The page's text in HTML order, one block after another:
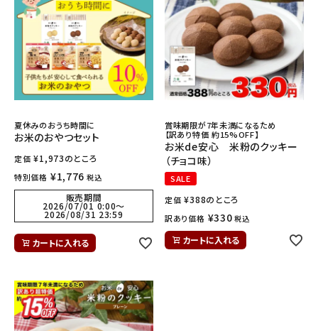
キャンペーン・季節商品・
数量限定から探す
ギフトから探す
お試しセットから探す
定期便から探す
出雲のおもてなしシリーズから探す
長期保存食（非常食）から探す
まごころお赤飯・その他から探す
コンテンツ
お知らせ
夏休みのおうち時間に
お米のおやつセット
定価 ¥1,973のところ
特別価格 ¥1,776 税込
販売期間
2026/07/01 0:00〜
2026/08/31 23:59
カートに入れる
賞味期限が7年未満になるため
【訳あり特価 約15%OFF】
お米de安心 米粉のクッキー
（チョコ味）
SALE
定価 ¥388のところ
訳あり価格 ¥330 税込
カートに入れる